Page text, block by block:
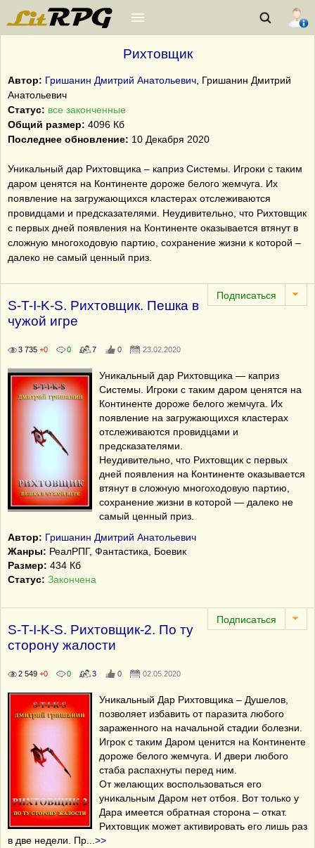
Рихтовщик
Автор: Гришанин Дмитрий Анатольевич , Гришанин Дмитрий
Анатольевич
Статус: все законченные
Общий размер: 4096 Кб
Последнее обновление: 10 Декабря 2020
Уникальный дар Рихтовщика – каприз Системы. Игроки с таким
даром ценятся на Континенте дороже белого жемчуга. Их
появление на загружающихся кластерах отслеживаются
провидцами и предсказателями. Неудивительно, что Рихтовщик
с первых дней появления на Континенте оказывается втянут в
сложную многоходовую партию, сохранение жизни к которой –
далеко не самый ценный приз.
S-T-I-K-S. Рихтовщик. Пешка в
чужой игре
3 735 +0 0 7 0 23.02.2020
Уникальный дар Рихтовщика — каприз
Системы. Игроки с таким даром ценятся на
Континенте дороже белого жемчуга. Их
появление на загружающихся кластерах
отслеживаются провидцами и
предсказателями.
Неудивительно, что Рихтовщик с первых
дней появления на Континенте оказывается
втянут в сложную многоходовую партию,
сохранение жизни в которой — далеко не
самый ценный приз.
Автор: Гришанин Дмитрий Анатольевич
Жанры: РеалРПГ, Фантастика, Боевик
Размер: 434 Кб
Статус: Закончена
S-T-I-K-S. Рихтовщик-2. По ту
сторону жалости
2 549 +0 0 3 0 02.05.2020
Уникальный Дар Рихтовщика – Душелов,
позволяет избавить от паразита любого
зараженного на начальной стадии болезни.
Игрок с таким Даром ценится на Континенте
дороже белого жемчуга. И двери любого
стаба распахнуты перед ним.
От желающих воспользоваться его
уникальным Даром нет отбоя. Вот только у
Дара имеется обратная сторона – откат.
Рихтовщик может активировать его лишь раз
в две недели. Пр
>>